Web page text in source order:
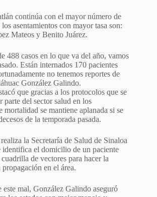
continúa con el mayor número de
asentamientos con mayor tasa son:
Mateos y Benito Juárez.
488 casos en lo que va del año, vamos
Están internados 170 pacientes
no tenemos reportes de
González Galindo.
que gracias a los protocolos que se
parte del sector salud en los
mortalidad se mantiene aplanada si se
de la temporada pasada.
la Secretaría de Salud de Sinaloa
identifica el domicilio de un paciente
de vectores para hacer la
en el área.
este mal, González Galindo aseguró